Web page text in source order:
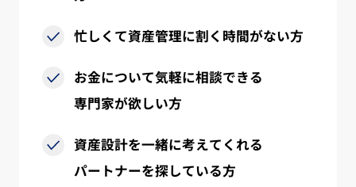
忙しくて資産管理に割く時間がない方
お金について気軽に相談できる
専門家が欲しい方
資産設計を一緒に考えてくれる
パートナーを探している方